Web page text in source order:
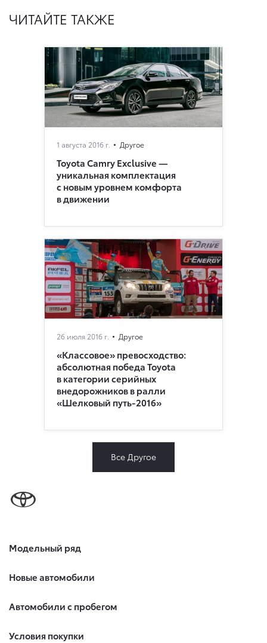
ЧИТАЙТЕ ТАКЖЕ
1 августа 2016 г. Другое
Toyota Camry Exclusive —
уникальная комплектация
с новым уровнем комфорта
в движении
26 июля 2016 г. Другое
«Классовое» превосходство:
абсолютная победа Toyota
в категории серийных
внедорожников в ралли
«Шелковый путь-2016»
Все Другое
Модельный ряд
Новые автомобили
Автомобили с пробегом
Условия покупки